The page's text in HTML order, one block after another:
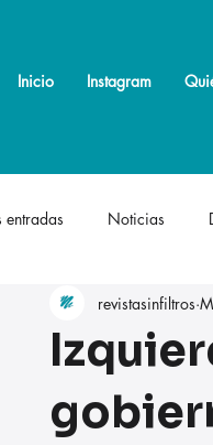
Inicio Instagram
Inicio Instagram
entradas Noticias
revistasinfiltros